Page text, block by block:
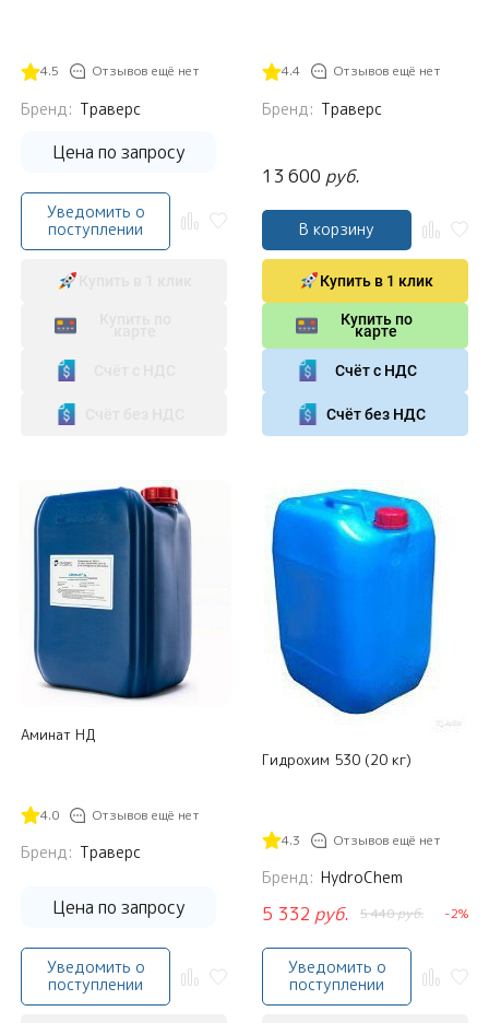
4.5 Отзывов ещё нет
Бренд: Траверс
Цена по запросу
Уведомить о
поступлении
4.4 Отзывов ещё нет
Бренд: Траверс
13 600 руб.
В корзину
Купить в 1 клик
Купить по
карте
Счёт с НДС
Счёт без НДС
Аминат НД
4.0 Отзывов ещё нет
Бренд: Траверс
Цена по запросу
Уведомить о
поступлении
Гидрохим 530 (20 кг)
4.3 Отзывов ещё нет
Бренд: HydroChem
5 332 руб. 5 440руб. -2%
Уведомить о
поступлении